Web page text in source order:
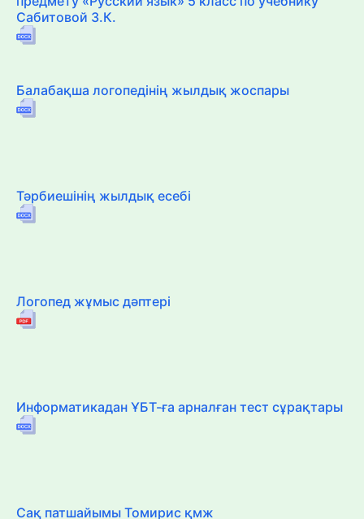
Сабитовой З.К.
Балабақша логопедінің жылдық жоспары
Тәрбиешінің жылдық есебі
Логопед жұмыс дәптері
Информатикадан ҰБТ-ға арналған тест сұрақтары
Сақ патшайымы Томирис қмж